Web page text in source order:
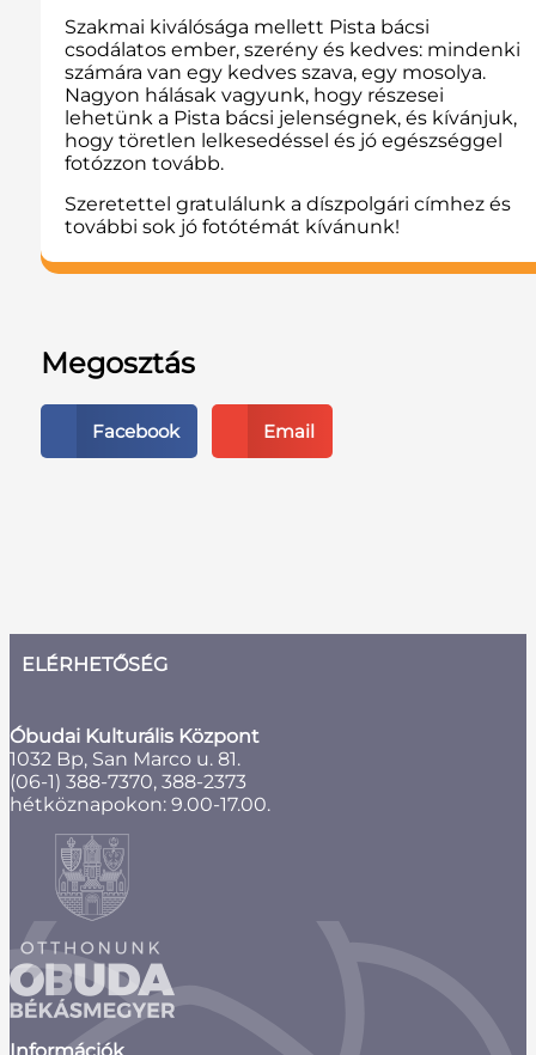
Szakmai kiválósága mellett Pista bácsi
csodálatos ember, szerény és kedves: mindenki
számára van egy kedves szava, egy mosolya.
Nagyon hálásak vagyunk, hogy részesei
lehetünk a Pista bácsi jelenségnek, és kívánjuk,
hogy töretlen lelkesedéssel és jó egészséggel
fotózzon tovább.
Szeretettel gratulálunk a díszpolgári címhez és
további sok jó fotótémát kívánunk!
Megosztás
Facebook Email
ELÉRHETŐSÉG
Óbudai Kulturális Központ
1032 Bp, San Marco u. 81.
(06-1) 388-7370, 388-2373
hétköznapokon: 9.00-17.00.